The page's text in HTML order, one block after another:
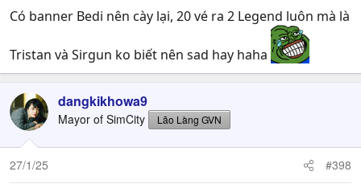
Có banner Bedi nên cày lại, 20 vé ra 2 Legend luôn mà là
Tristan và Sirgun ko biết nên sad hay haha
dangkikhowa9
Mayor of SimCity Lão Làng GVN
27/1/25 #398